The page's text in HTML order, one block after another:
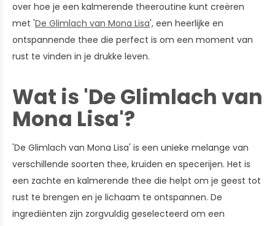
over hoe je een kalmerende theeroutine kunt creëren
met 'De Glimlach van Mona Lisa', een heerlijke en
ontspannende thee die perfect is om een moment van
rust te vinden in je drukke leven.
Wat is 'De Glimlach van
Mona Lisa'?
'De Glimlach van Mona Lisa' is een unieke melange van
verschillende soorten thee, kruiden en specerijen. Het is
een zachte en kalmerende thee die helpt om je geest tot
rust te brengen en je lichaam te ontspannen. De
ingrediënten zijn zorgvuldig geselecteerd om een